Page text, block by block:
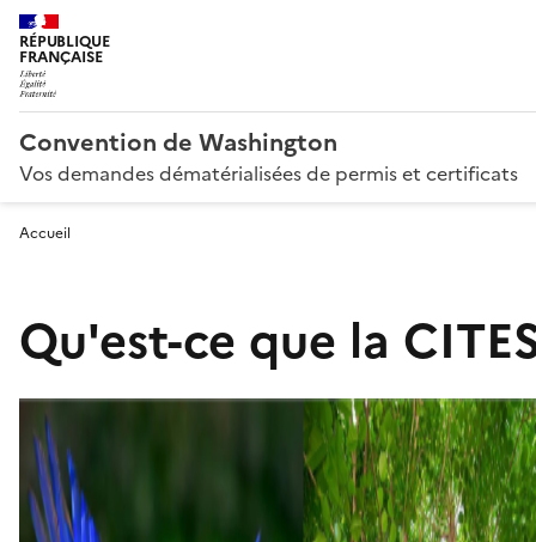
RÉPUBLIQUE
FRANÇAISE
Convention de Washington
Vos demandes dématérialisées de permis et certificats
Accueil
Qu'est-ce que la